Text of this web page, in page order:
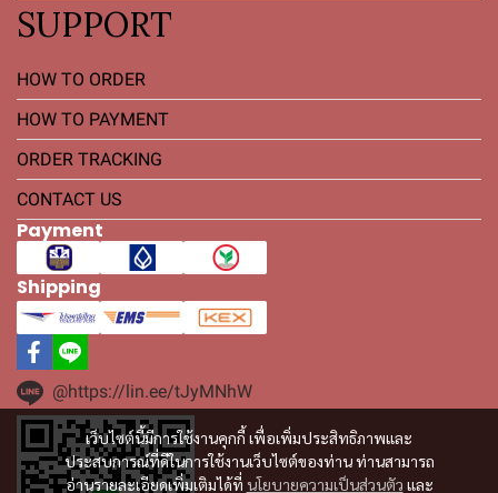
เว็บไซต์นี้มีการใช้งานคุกกี้ เพื่อเพิ่มประสิทธิภาพและ
ประสบการณ์ที่ดีในการใช้งานเว็บไซต์ของท่าน ท่านสามารถ
อ่านรายละเอียดเพิ่มเติมได้ที่ นโยบายความเป็นส่วนตัว และ
SUPPORT
HOW TO ORDER
HOW TO PAYMENT
ORDER TRACKING
CONTACT US
Payment
Shipping
@https://lin.ee/tJyMNhW